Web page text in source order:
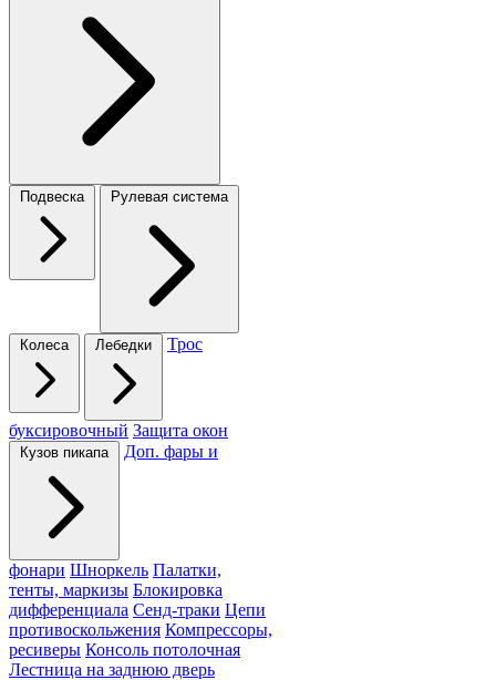
Подвеска Рулевая система
Колеса Лебедки Трос
буксировочный Защита окон
Кузов пикапа Доп. фары и
фонари Шноркель Палатки,
тенты, маркизы Блокировка
дифференциала Сенд-траки Цепи
противоскольжения Компрессоры,
ресиверы Консоль потолочная
Лестница на заднюю дверь